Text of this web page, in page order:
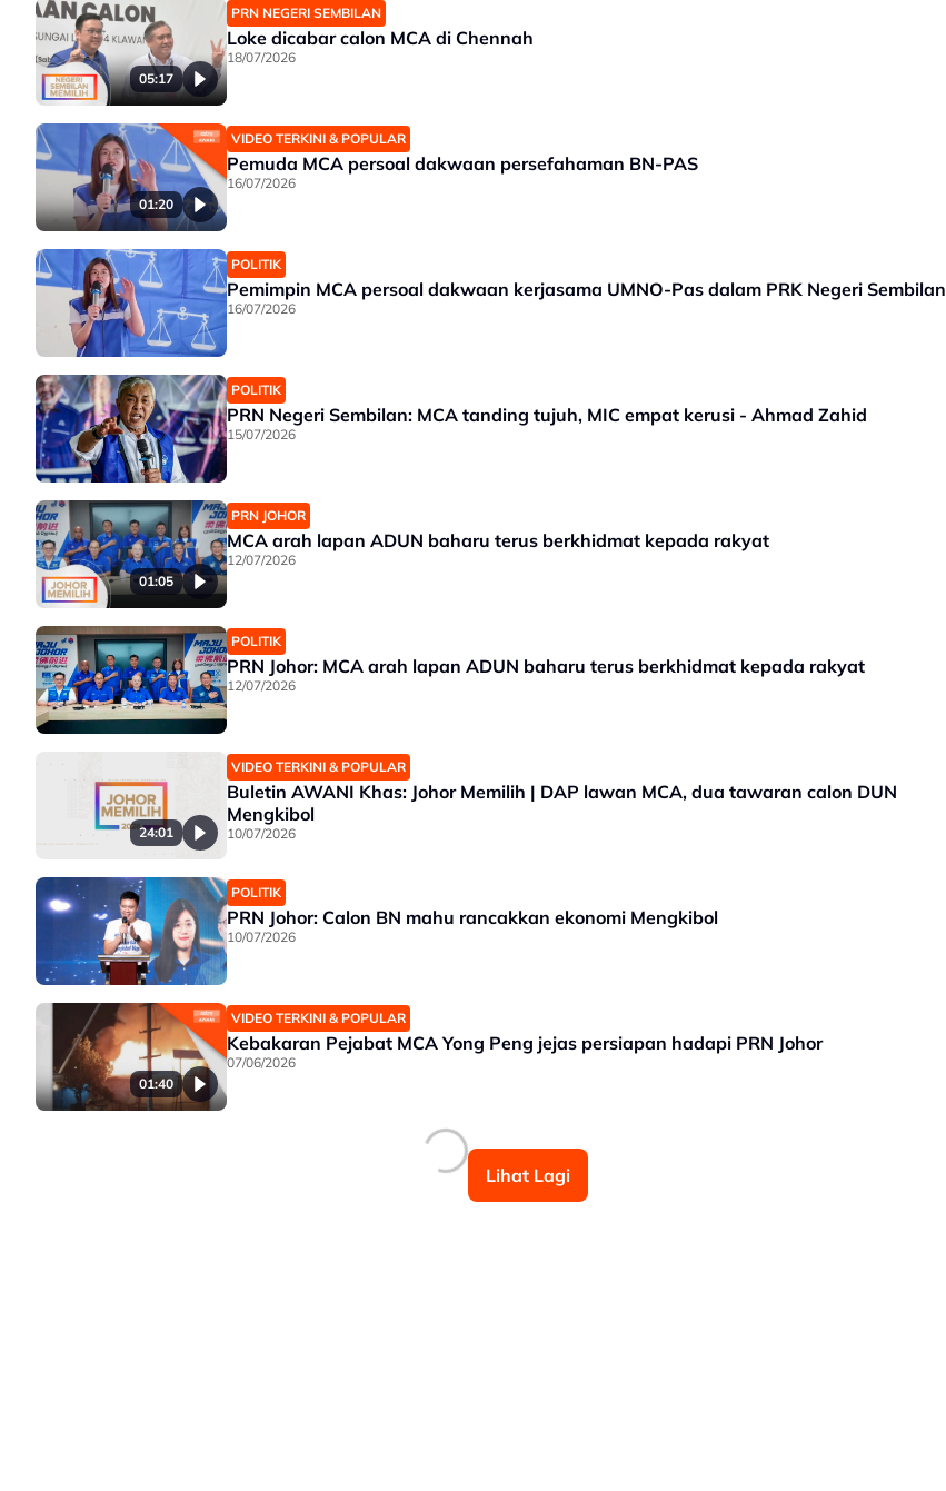
05:17
PRN NEGERI SEMBILAN
Loke dicabar calon MCA di Chennah
18/07/2026
01:20
VIDEO TERKINI & POPULAR
Pemuda MCA persoal dakwaan persefahaman BN-PAS
16/07/2026
POLITIK
Pemimpin MCA persoal dakwaan kerjasama UMNO-Pas dalam PRK Negeri Sembilan
16/07/2026
POLITIK
PRN Negeri Sembilan: MCA tanding tujuh, MIC empat kerusi - Ahmad Zahid
15/07/2026
01:05
PRN JOHOR
MCA arah lapan ADUN baharu terus berkhidmat kepada rakyat
12/07/2026
POLITIK
PRN Johor: MCA arah lapan ADUN baharu terus berkhidmat kepada rakyat
12/07/2026
24:01
VIDEO TERKINI & POPULAR
Buletin AWANI Khas: Johor Memilih | DAP lawan MCA, dua tawaran calon DUN
Mengkibol
10/07/2026
POLITIK
PRN Johor: Calon BN mahu rancakkan ekonomi Mengkibol
10/07/2026
01:40
VIDEO TERKINI & POPULAR
Kebakaran Pejabat MCA Yong Peng jejas persiapan hadapi PRN Johor
07/06/2026
Lihat Lagi